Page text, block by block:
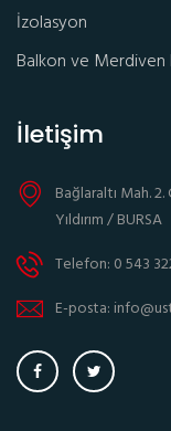
İzolasyon
Balkon ve Merdiven
İletişim
Bağlaraltı Mah.
Yıldırım / BURSA
Telefon: 0 543
E-posta: